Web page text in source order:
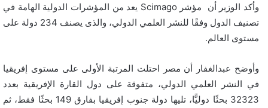
وأكد الوزير أن مؤشر Scimago يعد من المؤشرات الدولية الهامة في
تصنيف الدول وفقًا للنشر العلمي الدولي، والذى يصنف 234 دولة على
مستوى العالم.
وأوضح عبدالغفار أن مصر احتلت المرتبة الأولى على مستوى إفريقيا
في النشر العلمي الدولي، متفوقة على دول القارة الإفريقية بعدد
32323 بحثًا دوليًّا، تليها دولة جنوب إفريقيا بفارق 149 بحثًا فقط، ثم